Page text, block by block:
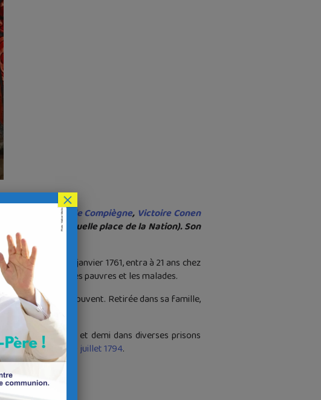
Carmélites de Compiègne, Victoire Conen
renversé (actuelle place de la Nation). Son
à Rennes le 27 janvier 1761, entra à 21 ans chez
pour les pauvres et les malades.
doit quitter son couvent. Retirée dans sa famille,
passe neuf mois et demi dans diverses prisons
à Paris le
19 juillet 1794.
×